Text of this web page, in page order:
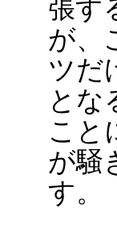
張す
が、
ツだ
とな
こと
が騒
す。